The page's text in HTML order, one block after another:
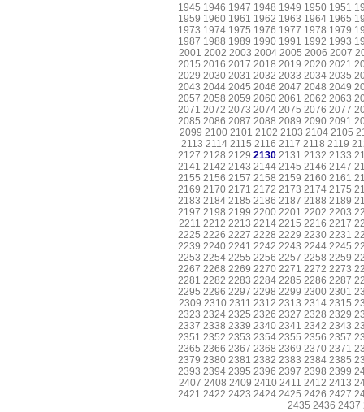
1945 1946 1947 1948 1949 1950 1951
1959 1960 1961 1962 1963 1964 1965
1973 1974 1975 1976 1977 1978 1979
1987 1988 1989 1990 1991 1992 1993
2001 2002 2003 2004 2005 2006 2007
2015 2016 2017 2018 2019 2020 2021
2029 2030 2031 2032 2033 2034 2035
2043 2044 2045 2046 2047 2048 2049
2057 2058 2059 2060 2061 2062 2063
2071 2072 2073 2074 2075 2076 2077
2085 2086 2087 2088 2089 2090 2091
2099 2100 2101 2102 2103 2104 2105
2113 2114 2115 2116 2117 2118 2119
2127 2128 2129 21302131 2132 2133
2141 2142 2143 2144 2145 2146 2147
2155 2156 2157 2158 2159 2160 2161
2169 2170 2171 2172 2173 2174 2175
2183 2184 2185 2186 2187 2188 2189
2197 2198 2199 2200 2201 2202 2203
2211 2212 2213 2214 2215 2216 2217
2225 2226 2227 2228 2229 2230 2231
2239 2240 2241 2242 2243 2244 2245
2253 2254 2255 2256 2257 2258 2259
2267 2268 2269 2270 2271 2272 2273
2281 2282 2283 2284 2285 2286 2287
2295 2296 2297 2298 2299 2300 2301
2309 2310 2311 2312 2313 2314 2315
2323 2324 2325 2326 2327 2328 2329
2337 2338 2339 2340 2341 2342 2343
2351 2352 2353 2354 2355 2356 2357
2365 2366 2367 2368 2369 2370 2371
2379 2380 2381 2382 2383 2384 2385
2393 2394 2395 2396 2397 2398 2399
2407 2408 2409 2410 2411 2412 2413
2421 2422 2423 2424 2425 2426 2427
2435 2436 2437